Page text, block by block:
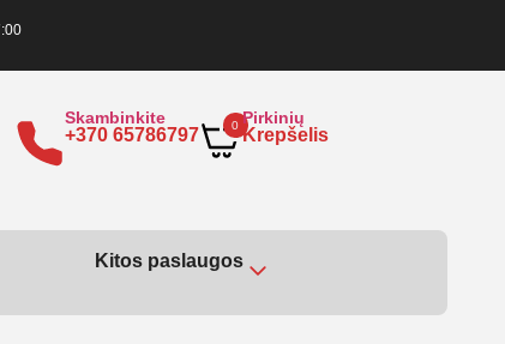
Skambinkite
+370 65786797 0 Pirkinių
Krepšelis
Kitos paslaugos